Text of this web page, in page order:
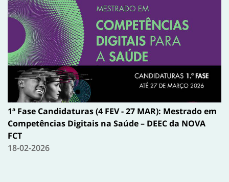
1ª Fase Candidaturas (4 FEV - 27 MAR): Mestrado em
Competências Digitais na Saúde – DEEC da NOVA
FCT
18-02-2026